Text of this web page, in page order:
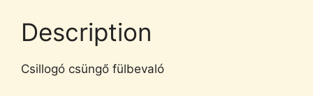
Description
Csillogó csüngő fülbevaló